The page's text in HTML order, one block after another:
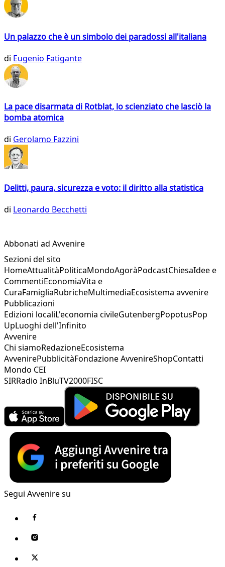
Un palazzo che è un simbolo dei paradossi all'italiana
di Eugenio Fatigante
La pace disarmata di Rotblat, lo scienziato che lasciò la
bomba atomica
di Gerolamo Fazzini
Delitti, paura, sicurezza e voto: il diritto alla statistica
di Leonardo Becchetti
Abbonati ad Avvenire
Sezioni del sito
HomeAttualitàPoliticaMondoAgoràPodcastChiesaIdee e
CommentiEconomiaVita e
CuraFamigliaRubricheMultimediaEcosistema avvenire
Pubblicazioni
Edizioni localiL'economia civileGutenbergPopotusPop
UpLuoghi dell'Infinito
Avvenire
Chi siamoRedazioneEcosistema
AvvenirePubblicitàFondazione AvvenireShopContatti
Mondo CEI
SIRRadio InBluTV2000FISC
Segui Avvenire su